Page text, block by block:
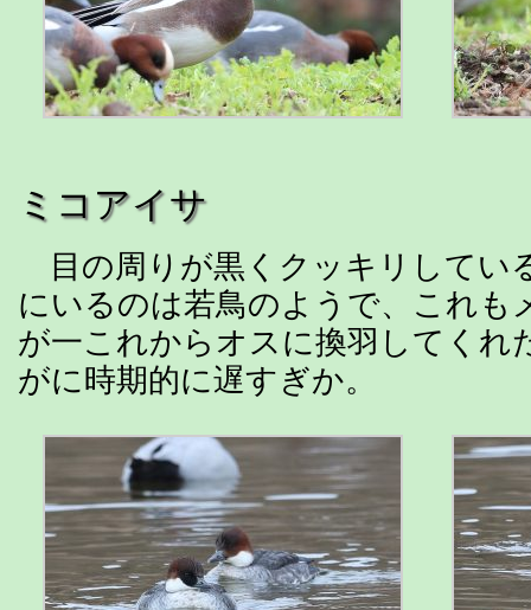
ミコアイサ
目の周りが黒くクッキリしてい
にいるのは若鳥のようで、これも
が一これからオスに換羽してくれ
がに時期的に遅すぎか。